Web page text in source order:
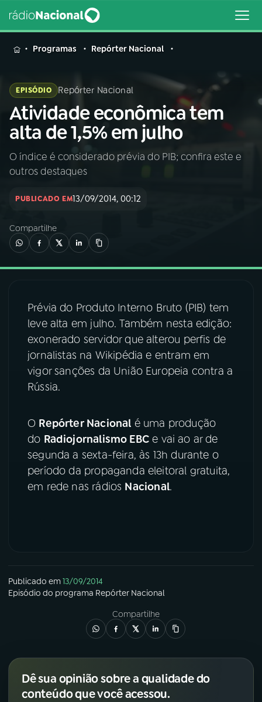
MENU
Buscar
na
Rádio
Nacional
Buscar
02A RÁDIO
04PROGRAMAS
05PODCASTS
07ÚLTIMAS
08 FESTIVAL DE MÚSICA
Instagram
Programas Repórter Nacional
EPISÓDIO Repórter Nacional
Atividade econômica tem
alta de 1,5% em julho
O índice é considerado prévia do PIB; confira este e
outros destaques
PUBLICADO EM13/09/2014, 00:12
Compartilhe
Prévia do Produto Interno Bruto (PIB) tem
leve alta em julho. Também nesta edição:
exonerado servidor que alterou perfis de
jornalistas na Wikipédia e entram em
vigor sanções da União Europeia contra a
Rússia.
O Repórter Nacional é uma produção
do Radiojornalismo EBCe vai ao ar de
segunda a sexta-feira, às 13h durante o
período da propaganda eleitoral gratuita,
em rede nas rádios Nacional.
Publicado em13/09/2014
Episódio do programa Repórter Nacional
Compartilhe
Dê sua opinião sobre a qualidade do
conteúdo que você acessou.